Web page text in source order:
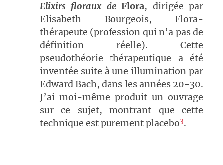
Elixirs floraux deFlora, dirigée par
Elisabeth Bourgeois, Flora-
thérapeute (profession qui n’a pas de
définition réelle). Cette
pseudothéorie thérapeutique a été
inventée suite à une illumination par
Edward Bach, dans les années 20-30.
J’ai moi-même produit un ouvrage
sur ce sujet, montrant que cette
technique est purement placebo3.